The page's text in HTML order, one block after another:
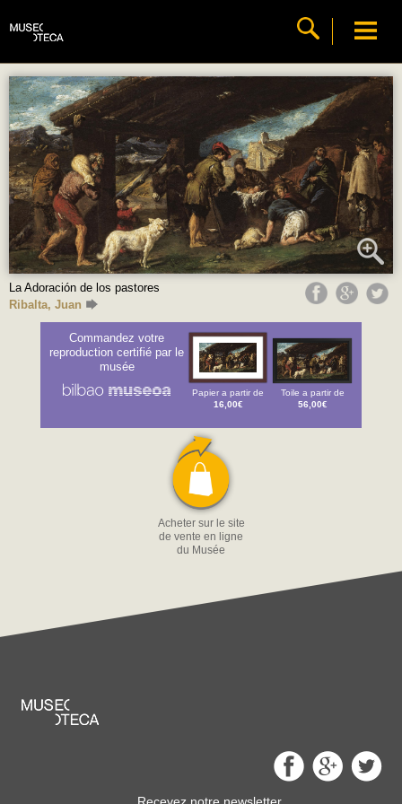
La Adoración de los pastores
Ribalta, Juan
Commandez votre
reproduction certifié par le
musée
Papier a partir de
16,00€
Toile a partir de
56,00€
Acheter sur le site
de vente en ligne
du Musée